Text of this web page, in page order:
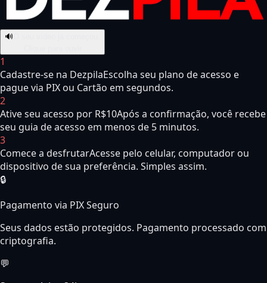
🔊
1
Cadastre-se na DezpilaEscolha seu plano de acesso e
pague via PIX ou Cartão em segundos.
2
Ative seu acesso por R$10Após a confirmação, você recebe
seu guia de acesso em menos de 5 minutos.
3
Comece a desfrutarAcesse pelo celular, computador ou
dispositivo de sua preferência. Simples assim.
🔒
Pagamento via PIX Seguro
Seus dados estão protegidos. Pagamento processado com
criptografia.
💬